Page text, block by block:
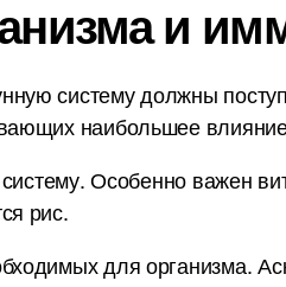
и
систему должны
наибольшее
Особенно важен
рис.
для организма.